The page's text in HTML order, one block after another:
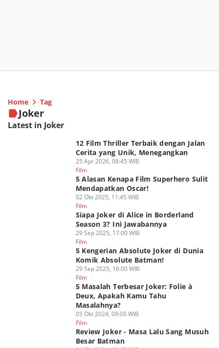
Home Tag
Joker
Latest in Joker
12 Film Thriller Terbaik dengan Jalan
Cerita yang Unik, Menegangkan
25 Apr 2026, 08:45 WIB
Film
5 Alasan Kenapa Film Superhero Sulit
Mendapatkan Oscar!
02 Okt 2025, 11:45 WIB
Film
Siapa Joker di Alice in Borderland
Season 3? Ini Jawabannya
29 Sep 2025, 17:00 WIB
Film
5 Kengerian Absolute Joker di Dunia
Komik Absolute Batman!
29 Sep 2025, 16:00 WIB
Film
5 Masalah Terbesar Joker: Folie à
Deux, Apakah Kamu Tahu
Masalahnya?
05 Okt 2024, 09:00 WIB
Film
Review Joker - Masa Lalu Sang Musuh
Besar Batman